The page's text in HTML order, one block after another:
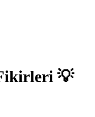
💡